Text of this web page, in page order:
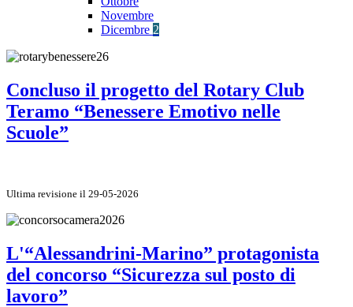
Novembre
Dicembre 2
Concluso il progetto del Rotary Club
Teramo “Benessere Emotivo nelle
Scuole”
Ultima revisione il 29-05-2026
L'“Alessandrini-Marino” protagonista
del concorso “Sicurezza sul posto di
lavoro”